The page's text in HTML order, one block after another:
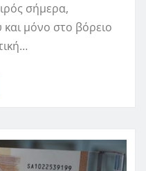
σήμερα,
μόνο στο βόρειο